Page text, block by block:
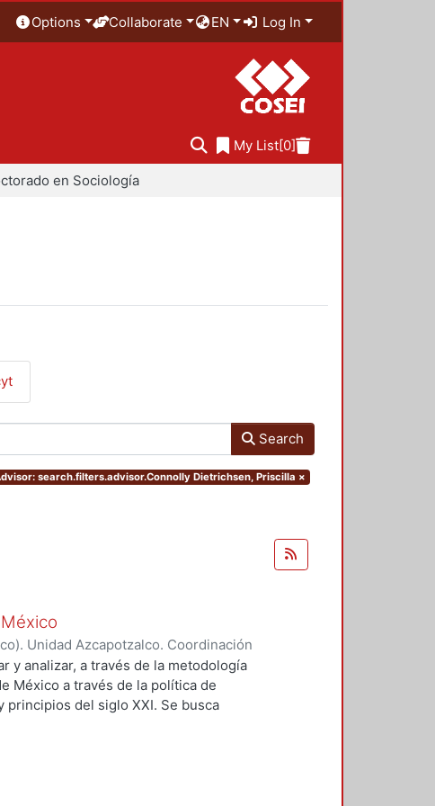
Options Collaborate EN Log In
My List[0]
en Sociología
Search
search.filters.advisor.Connolly Dietrichsen, Priscilla ×
Unidad Azcapotzalco. Coordinación
Paez, Hector Hernan
y analizar, a través de la metodología
México a través de la política de
principios del siglo XXI. Se busca